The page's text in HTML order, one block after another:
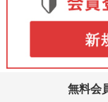
無料会